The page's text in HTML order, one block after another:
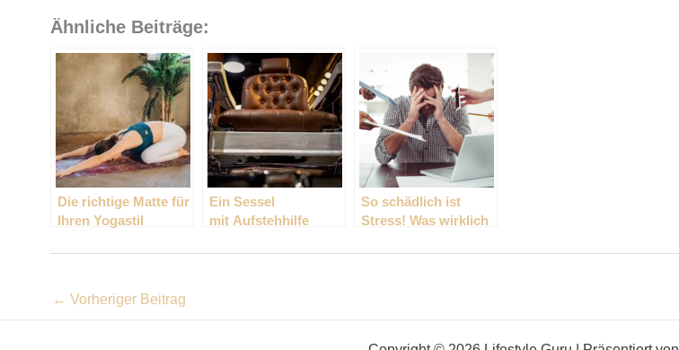
Ähnliche Beiträge:
Die richtige Matte für
Ihren Yogastil
Ein Sessel
mit Aufstehhilfe
So schädlich ist
Stress! Was wirklich
← Vorheriger Beitrag